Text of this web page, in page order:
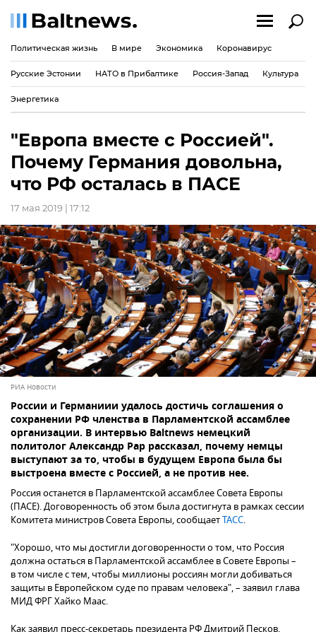
Политическая жизнь В мире Экономика Коронавирус
Русские Эстонии НАТО в Прибалтике Россия-Запад Культура
Энергетика
"Европа вместе с Россией".
Почему Германия довольна,
что РФ осталась в ПАСЕ
17 мая 2019 | 17:12
РИА Новости
России и Германиии удалось достичь соглашения о
сохранении РФ членства в Парламентской ассамблее
организации. В интервью Baltnews немецкий
политолог Александр Рар рассказал, почему немцы
выступают за то, чтобы в будущем Европа была бы
выстроена вместе с Россией, а не против нее.
Россия останется в Парламентской ассамблее Совета Европы
(ПАСЕ). Договоренность об этом была достигнута в рамках сессии
Комитета министров Совета Европы, сообщаетТАСС.
"Хорошо, что мы достигли договоренности о том, что Россия
должна остаться в Парламентской ассамблее в Совете Европы –
в том числе с тем, чтобы миллионы россиян могли добиваться
защиты в Европейском суде по правам человека", – заявил глава
МИД ФРГ Хайко Маас.
Как заявил пресс-секретарь президента РФ Дмитрий Песков,